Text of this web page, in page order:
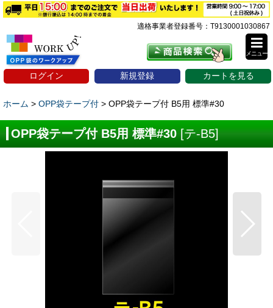
適格事業者登録番号：T9130001030867
ログイン 新規登録 カートを見る
メニュー
ホーム > OPP袋テープ付 > OPP袋テープ付 B5用 標準#30
OPP袋テープ付 B5用 標準#30 [テ-B5]